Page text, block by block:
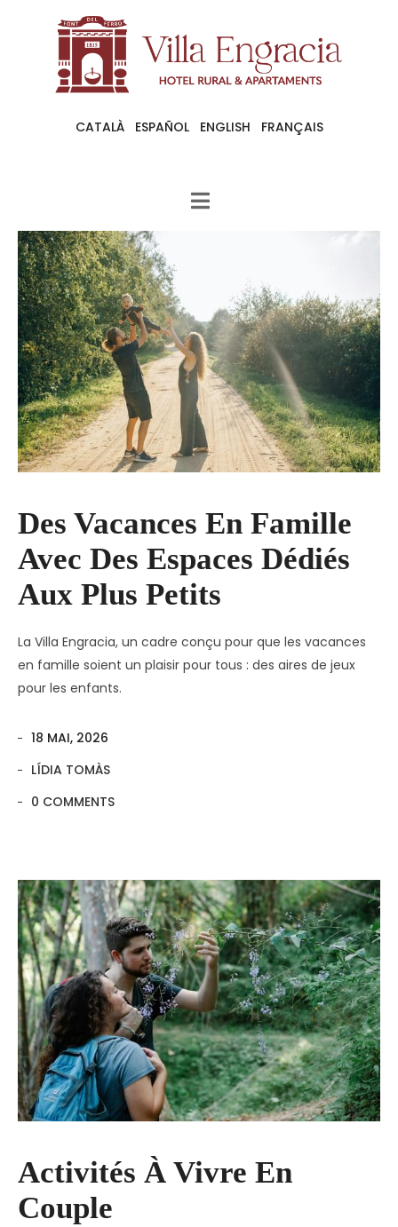
CATALÀ ESPAÑOL ENGLISH FRANÇAIS
Des Vacances En Famille
Avec Des Espaces Dédiés
Aux Plus Petits
La Villa Engracia, un cadre conçu pour que les vacances
en famille soient un plaisir pour tous : des aires de jeux
pour les enfants.
18 MAI, 2026
LÍDIA TOMÀS
0 COMMENTS
Activités À Vivre En
Couple